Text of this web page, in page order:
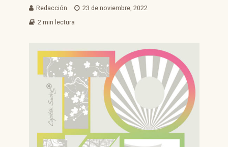
Redacción
23 de noviembre, 2022
2 min lectura